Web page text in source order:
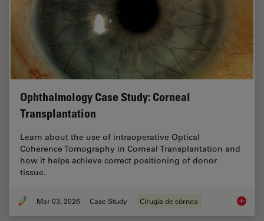
Ophthalmology Case Study: Corneal
Transplantation
Learn about the use of intraoperative Optical
Coherence Tomography in Corneal Transplantation and
how it helps achieve correct positioning of donor
tissue.
Mar 03, 2026 Case Study Cirugía de córnea